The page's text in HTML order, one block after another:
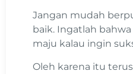
Jangan mudah
baik. Ingatlah
maju kalau ingin
Oleh karena itu